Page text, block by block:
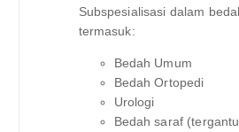
Subspesialisasi dalam
termasuk:
Bedah Umum
Bedah Ortopedi
Urologi
Bedah saraf